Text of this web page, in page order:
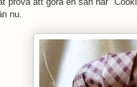
nu.